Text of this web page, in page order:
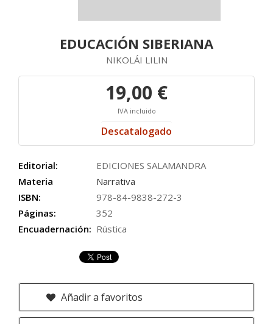
EDUCACIÓN SIBERIANA
NIKOLÁI LILIN
19,00 €
IVA incluido
Descatalogado
Editorial:
EDICIONES SALAMANDRA
Materia
Narrativa
ISBN:
978-84-9838-272-3
Páginas:
352
Encuadernación: Rústica
Añadir a favoritos